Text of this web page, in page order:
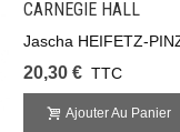
CARNEGIE HALL
Jascha HEIFETZ-
20,30 € TTC
Ajouter Au Panier